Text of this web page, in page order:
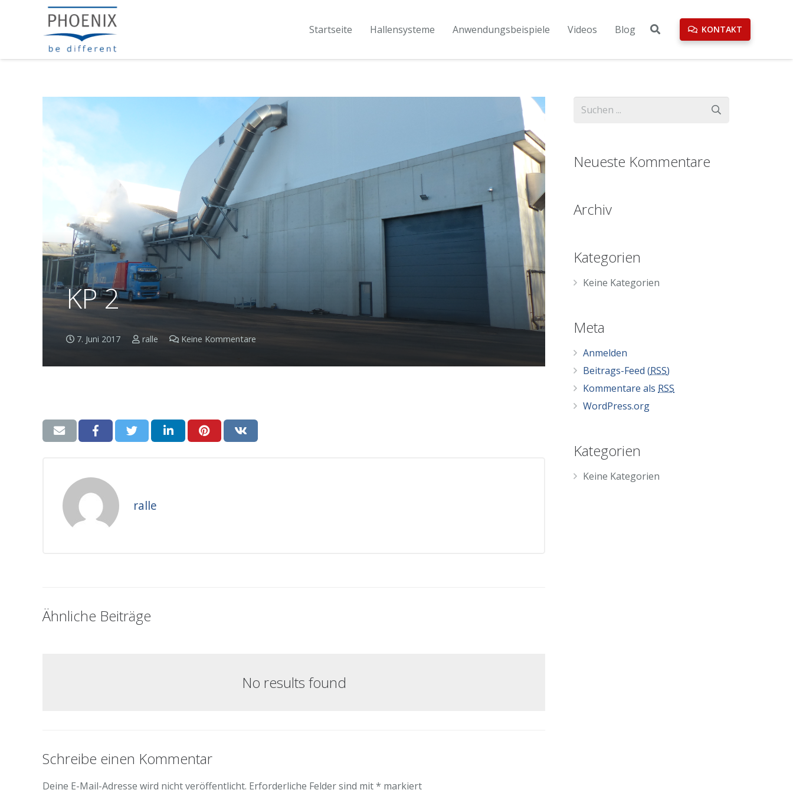
Startseite Hallensysteme Anwendungsbeispiele Videos Blog KONTAKT
KP 2
7. Juni 2017 ralle Keine Kommentare
ralle
Ähnliche Beiträge
No results found
Schreibe einen Kommentar
Deine E-Mail-Adresse wird nicht veröffentlicht. Erforderliche Felder sind mit* markiert
Neueste Kommentare
Archiv
Kategorien
Keine Kategorien
Meta
Anmelden
Beitrags-Feed (RSS)
Kommentare als RSS
WordPress.org
Kategorien
Keine Kategorien